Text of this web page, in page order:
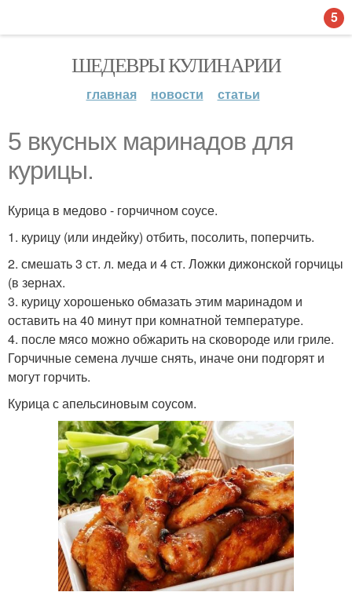
ШЕДЕВРЫ КУЛИНАРИИ
главная новости статьи
5 вкусных маринадов для
курицы.
Курица в медово - горчичном соусе.
1. курицу (или индейку) отбить, посолить, поперчить.
2. смешать 3 ст. л. меда и 4 ст. Ложки дижонской горчицы
(в зернах.
3. курицу хорошенько обмазать этим маринадом и
оставить на 40 минут при комнатной температуре.
4. после мясо можно обжарить на сковороде или гриле.
Горчичные семена лучше снять, иначе они подгорят и
могут горчить.
Курица с апельсиновым соусом.
5